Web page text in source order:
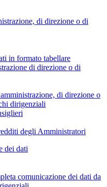
di direzione o di
in formato tabellare
di direzione o di
di direzione o
dirigenziali
degli Amministratori
dei dati
comunicazione dei dati da